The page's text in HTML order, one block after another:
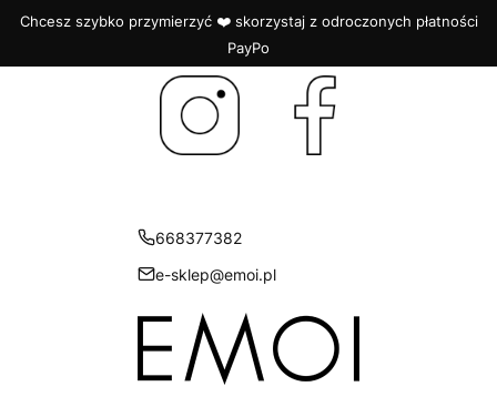
Chcesz szybko przymierzyć ❤️ skorzystaj z odroczonych płatności
PayPo
668377382
e-sklep@emoi.pl